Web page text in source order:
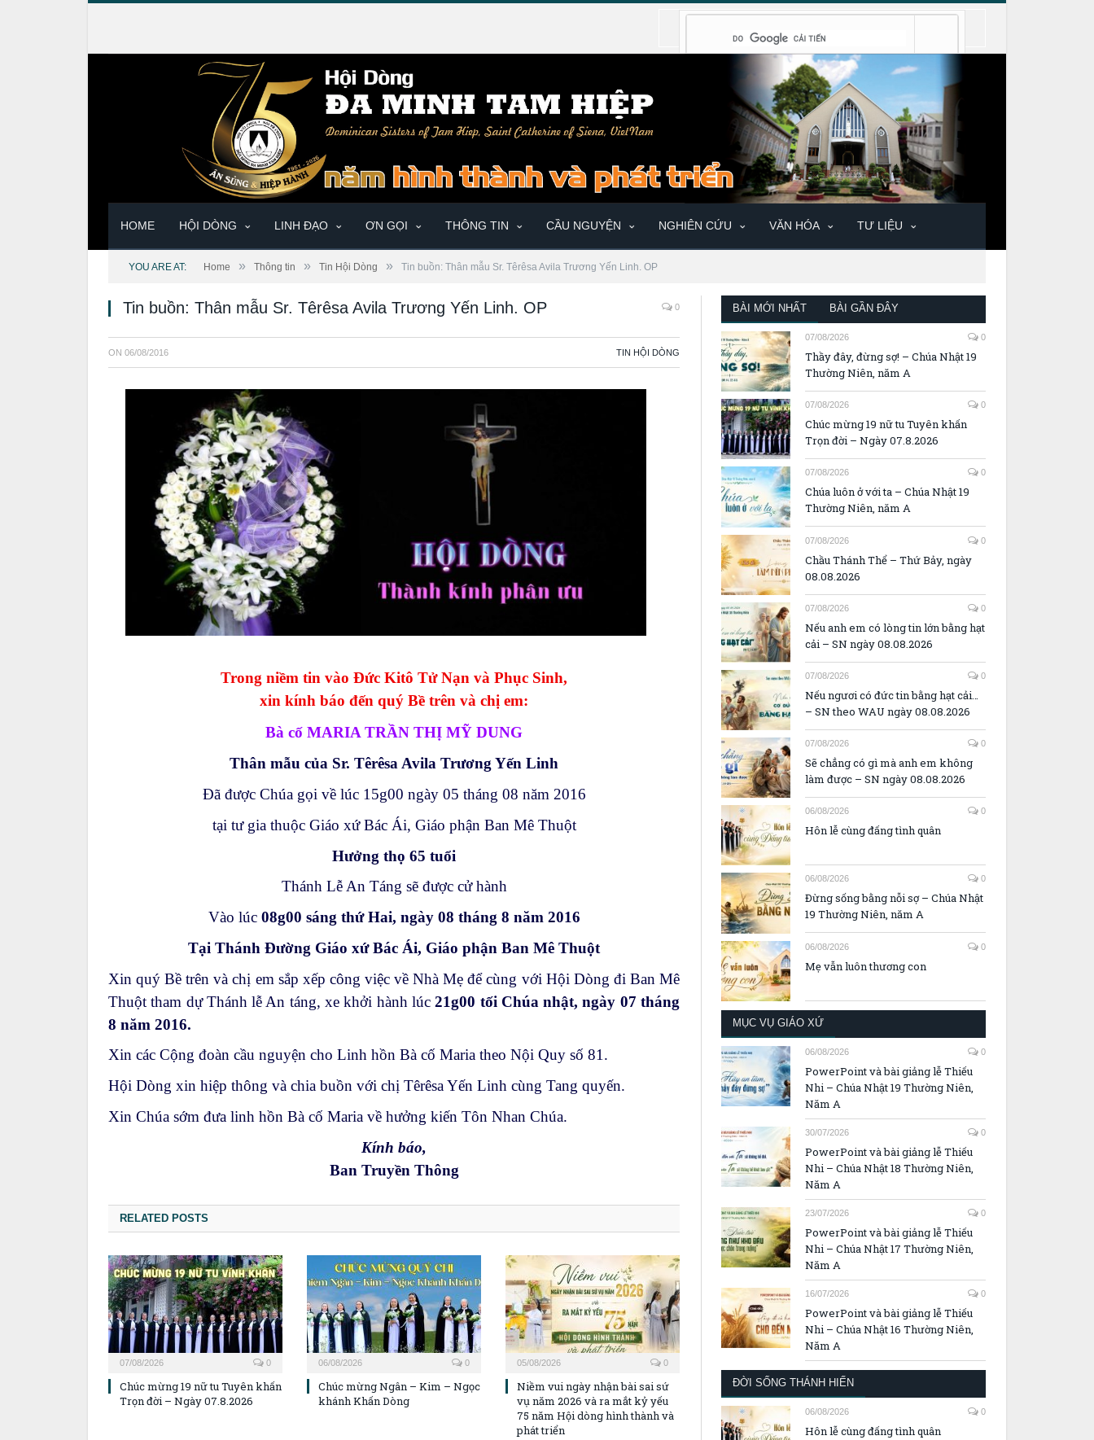
HOME HỘI DÒNG LINH ĐẠO ƠN GỌI THÔNG TIN CẦU NGUYỆN NGHIÊN CỨU VĂN HÓA TƯ LIỆU
YOU ARE AT: Home » Thông tin » Tin Hội Dòng » Tin buồn: Thân mẫu Sr. Têrêsa Avila Trương Yến Linh. OP
Tin buồn: Thân mẫu Sr. Têrêsa Avila Trương Yến Linh. OP 0
ON 06/08/2016 TIN HỘI DÒNG
Trong niềm tin vào Đức Kitô Tử Nạn và Phục Sinh,
xin kính báo đến quý Bề trên và chị em:
Bà cố MARIA TRẦN THỊ MỸ DUNG
Thân mẫu của Sr. Têrêsa Avila Trương Yến Linh
Đã được Chúa gọi về lúc 15g00 ngày 05 tháng 08 năm 2016
tại tư gia thuộc Giáo xứ Bác Ái, Giáo phận Ban Mê Thuột
Hưởng thọ 65 tuổi
Thánh Lễ An Táng sẽ được cử hành
Vào lúc 08g00 sáng thứ Hai, ngày 08 tháng 8 năm 2016
Tại Thánh Đường Giáo xứ Bác Ái, Giáo phận Ban Mê Thuột
Xin quý Bề trên và chị em sắp xếp công việc về Nhà Mẹ để cùng với Hội Dòng đi Ban Mê
Thuột tham dự Thánh lễ An táng, xe khởi hành lúc21g00 tối Chúa nhật, ngày 07 tháng
8 năm 2016.
Xin các Cộng đoàn cầu nguyện cho Linh hồn Bà cố Maria theo Nội Quy số 81.
Hội Dòng xin hiệp thông và chia buồn với chị Têrêsa Yến Linh cùng Tang quyến.
Xin Chúa sớm đưa linh hồn Bà cố Maria về hưởng kiến Tôn Nhan Chúa.
Kính báo,
Ban Truyền Thông
RELATED POSTS
07/08/2026 0
Chúc mừng 19 nữ tu Tuyên khấn
Trọn đời – Ngày 07.8.2026
06/08/2026 0
Chúc mừng Ngân – Kim – Ngọc
khánh Khấn Dòng
05/08/2026 0
Niềm vui ngày nhận bài sai sứ
vụ năm 2026 và ra mắt kỷ yếu
75 năm Hội dòng hình thành và
phát triển
BÀI MỚI NHẤT BÀI GẦN ĐÂY
07/08/2026 0
Thầy đây, đừng sợ! – Chúa Nhật 19
Thường Niên, năm A
07/08/2026 0
Chúc mừng 19 nữ tu Tuyên khấn
Trọn đời – Ngày 07.8.2026
07/08/2026 0
Chúa luôn ở với ta – Chúa Nhật 19
Thường Niên, năm A
07/08/2026 0
Chầu Thánh Thể – Thứ Bảy, ngày
08.08.2026
07/08/2026 0
Nếu anh em có lòng tin lớn bằng hạt
cải – SN ngày 08.08.2026
07/08/2026 0
Nếu ngươi có đức tin bằng hạt cải…
– SN theo WAU ngày 08.08.2026
07/08/2026 0
Sẽ chẳng có gì mà anh em không
làm được – SN ngày 08.08.2026
06/08/2026 0
Hôn lễ cùng đấng tình quân
06/08/2026 0
Đừng sống bằng nỗi sợ – Chúa Nhật
19 Thường Niên, năm A
06/08/2026 0
Mẹ vẫn luôn thương con
MỤC VỤ GIÁO XỨ
06/08/2026 0
PowerPoint và bài giảng lễ Thiếu
Nhi – Chúa Nhật 19 Thường Niên,
Năm A
30/07/2026 0
PowerPoint và bài giảng lễ Thiếu
Nhi – Chúa Nhật 18 Thường Niên,
Năm A
23/07/2026 0
PowerPoint và bài giảng lễ Thiếu
Nhi – Chúa Nhật 17 Thường Niên,
Năm A
16/07/2026 0
PowerPoint và bài giảng lễ Thiếu
Nhi – Chúa Nhật 16 Thường Niên,
Năm A
ĐỜI SỐNG THÁNH HIẾN
06/08/2026 0
Hôn lễ cùng đấng tình quân